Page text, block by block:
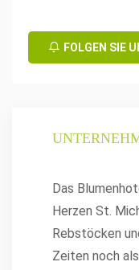
FOLGEN SIE
Das
Herzen St.
Rebstöcken
Zeiten noch